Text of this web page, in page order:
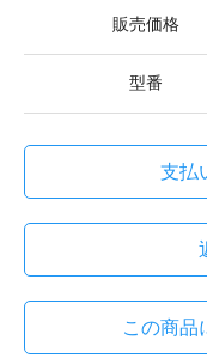
販売価格
型番
支払
この商品